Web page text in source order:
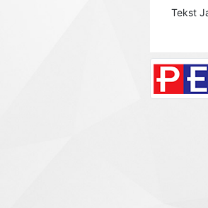
Tekst